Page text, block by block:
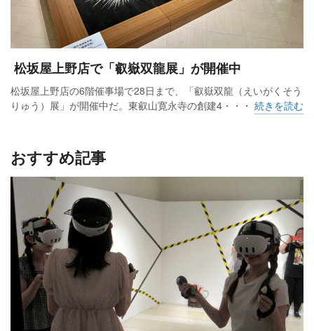
松坂屋上野店で「叡嶽双龍展」が開催中
松坂屋上野店の6階催事場で28日まで、「叡嶽双龍（えいがくそう
りゅう）展」が開催中だ。東叡山寛永寺の創建4・・・ 続きを読む
おすすめ記事